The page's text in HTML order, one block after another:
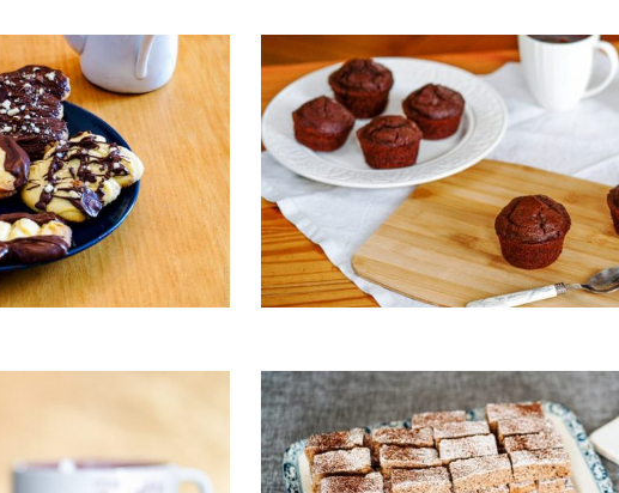
Muffins chocolat/café